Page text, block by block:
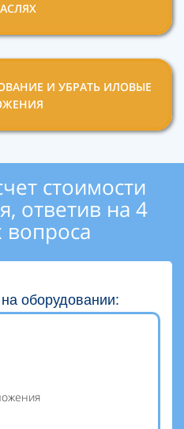
И УБРАТЬ ИЛОВЫЕ
стоимости
ответив на 4
вопроса
оборудовании: